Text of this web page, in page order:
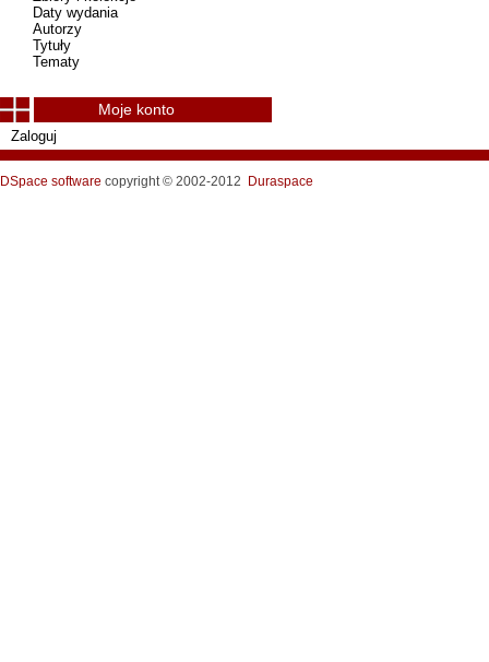
Daty wydania
Autorzy
Tytuły
Tematy
Moje konto
Zaloguj
DSpace software copyright © 2002-2012 Duraspace